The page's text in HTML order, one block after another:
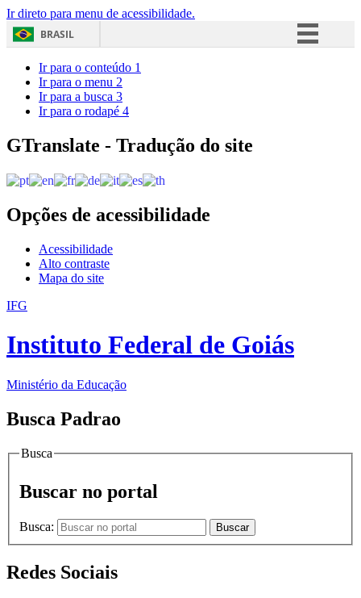
Ir direto para menu de acessibilidade.
BRASIL
Acesso à informação
Ir para o conteúdo 1
Ir para o menu 2
Ir para a busca 3
Ir para o rodapé 4
GTranslate - Tradução do site
Opções de acessibilidade
Acessibilidade
Alto contraste
Mapa do site
IFG
Instituto Federal de Goiás
Ministério da Educação
Busca Padrao
Busca
Buscar no portal
Busca: Buscar
Redes Sociais